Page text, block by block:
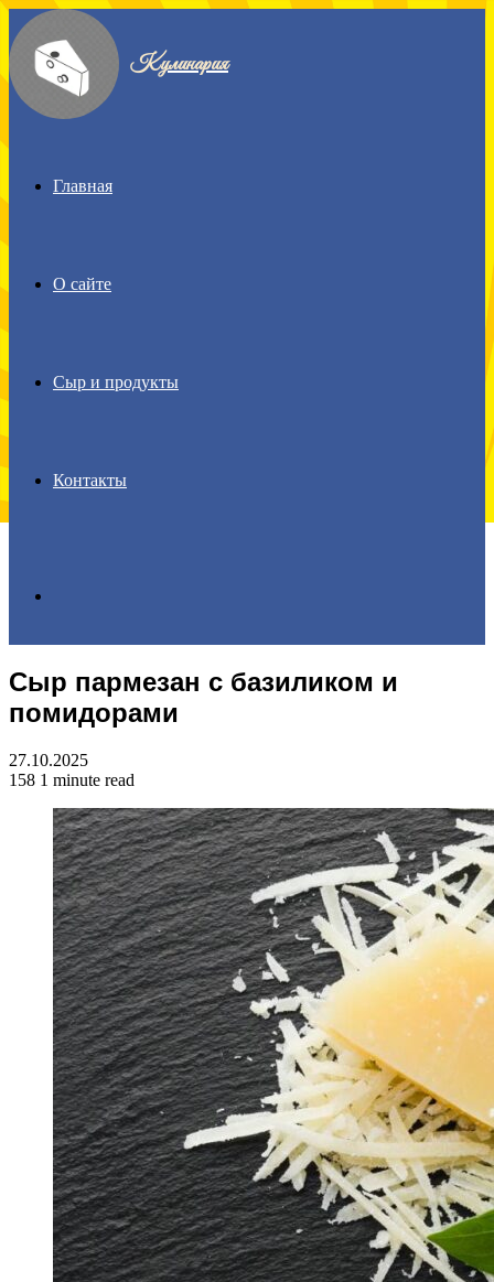
Menu Кулинария
Главная
О сайте
Сыр и продукты
Контакты
for
Сыр пармезан с базиликом и
помидорами
27.10.2025
158 1 minute read